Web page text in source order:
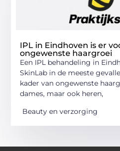
IPL in Eindhoven is er
ongewenste haargroei
Een IPL behandeling in
SkinLab in de meeste
kader van ongewenste
dames, maar ook heren,
Beauty en verzorging